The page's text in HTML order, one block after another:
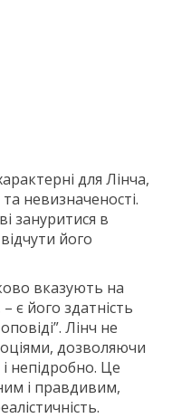
для Лінча,
невизначеності.
зануритися в
його
вказують на
є його здатність
Лінч не
дозволяючи
непідробно. Це
і правдивим,